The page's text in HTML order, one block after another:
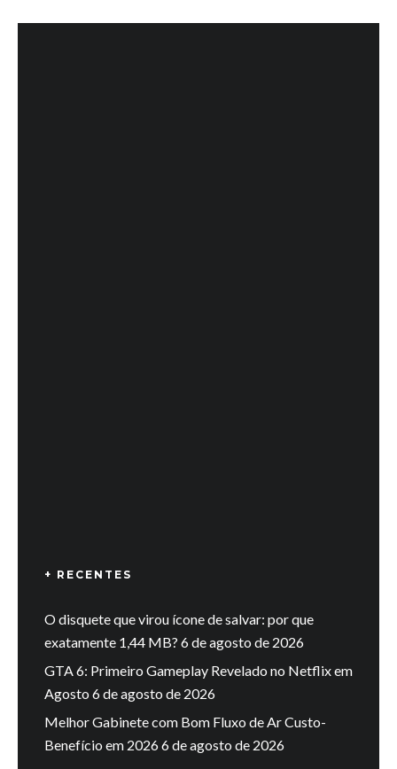
+ RECENTES
O disquete que virou ícone de salvar: por que
exatamente 1,44 MB? 6 de agosto de 2026
GTA 6: Primeiro Gameplay Revelado no Netflix em
Agosto 6 de agosto de 2026
Melhor Gabinete com Bom Fluxo de Ar Custo-
Benefício em 20266 de agosto de 2026